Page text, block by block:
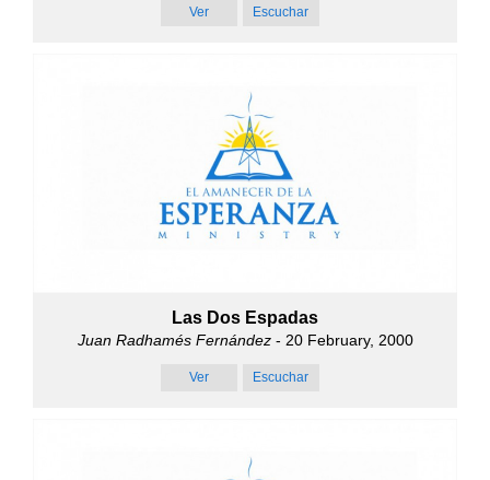
Ver Escuchar
Las Dos Espadas
Juan Radhamés Fernández- 20 February, 2000
Ver Escuchar